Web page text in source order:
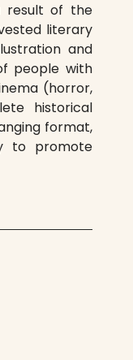
result of the
literary
and
people with
(horror,
historical
format,
to promote